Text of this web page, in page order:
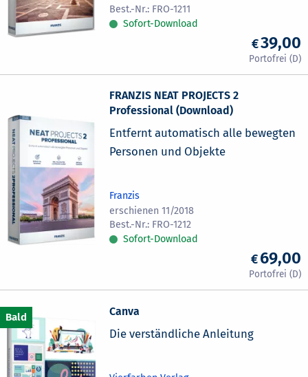
FRO-1211
Sofort-Download
39,00
FRANZIS NEAT PROJECTS 2
Professional (Download)
Entfernt automatisch alle bewegten
Personen und Objekte
Franzis
erschienen 11/2018
FRO-1212
Sofort-Download
69,00
Canva
Die verständliche Anleitung